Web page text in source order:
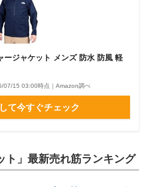
ージャケット メンズ 防水 防風 軽
07/15 03:00時点｜Amazon調べ
て今すぐチェック
ト」最新売れ筋ランキング